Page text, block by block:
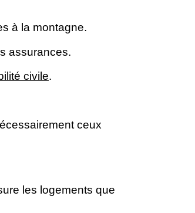
à la montagne.
assurances.
civile.
ceux
les logements que